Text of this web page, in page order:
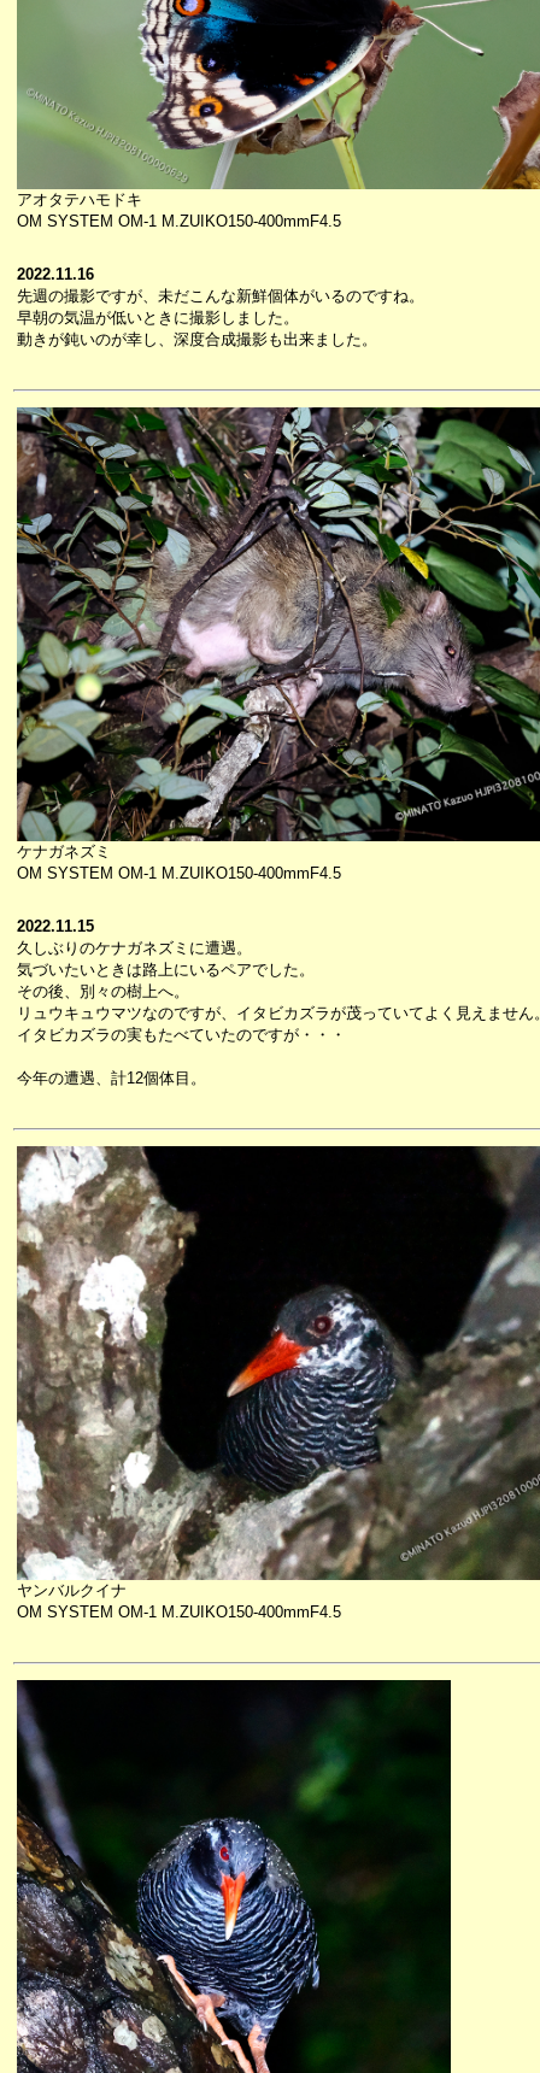
アオタテハモドキ
OM SYSTEM OM-1 M.ZUIKO150-400mmF4.5
2022.11.16
先週の撮影ですが、未だこんな新鮮個体がいるのですね。
早朝の気温が低いときに撮影しました。
動きが鈍いのが幸し、深度合成撮影も出来ました。
ケナガネズミ
OM SYSTEM OM-1 M.ZUIKO150-400mmF4.5
2022.11.15
久しぶりのケナガネズミに遭遇。
気づいたいときは路上にいるペアでした。
その後、別々の樹上へ。
リュウキュウマツなのですが、イタビカズラが茂っていてよく見えません
イタビカズラの実もたべていたのですが・・・
今年の遭遇、計12個体目。
ヤンバルクイナ
OM SYSTEM OM-1 M.ZUIKO150-400mmF4.5